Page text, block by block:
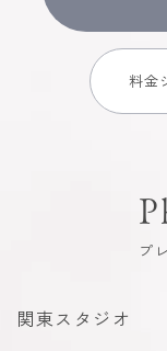
料金
プ
関東スタジオ